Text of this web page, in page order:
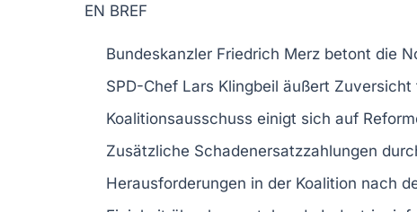
EN BREF
Bundeskanzler Friedrich Merz betont die
SPD-Chef Lars Klingbeil äußert Zuversicht
Koalitionsausschuss einigt sich auf
Zusätzliche Schadenersatzzahlungen
Herausforderungen in der Koalition nach